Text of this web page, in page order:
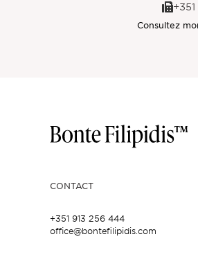
Consultez
CONTACT
+351 913 256 444
office@bontefilipidis.com